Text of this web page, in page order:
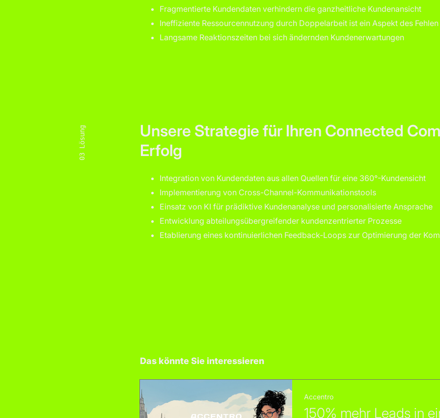
Fragmentierte Kundendaten verhindern die ganzheitliche Kundenansicht
Ineffiziente Ressourcennutzung durch Doppelarbeit ist ein Aspekt des
Langsame Reaktionszeiten bei sich ändernden Kundenerwartungen
03
Lösung
Unsere Strategie für Ihren Connected
Erfolg
Integration von Kundendaten aus allen Quellen für eine 360°-Kundensicht
Implementierung von Cross-Channel-Kommunikationstools
Einsatz von KI für prädiktive Kundenanalyse und personalisierte Ansprache
Entwicklung abteilungsübergreifender kundenzentrierter Prozesse
Etablierung eines kontinuierlichen Feedback-Loops zur Optimierung der
Das könnte Sie interessieren
Accentro
150% mehr Leads in